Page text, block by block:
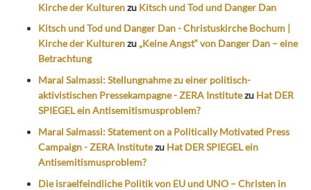
Kirche der Kulturenzu Kitsch und Tod und Danger Dan
Kitsch und Tod und Danger Dan - Christuskirche Bochum |
Kirche der Kulturenzu „Keine Angst“ von Danger Dan – eine
Betrachtung
Maral Salmassi: Stellungnahme zu einer politisch-
aktivistischen Pressekampagne - ZERA Institutezu Hat DER
SPIEGEL ein Antisemitismusproblem?
Maral Salmassi: Statement on a Politically Motivated Press
Campaign - ZERA Institutezu Hat DER SPIEGEL ein
Antisemitismusproblem?
Die israelfeindliche Politik von EU und UNO – Christen in